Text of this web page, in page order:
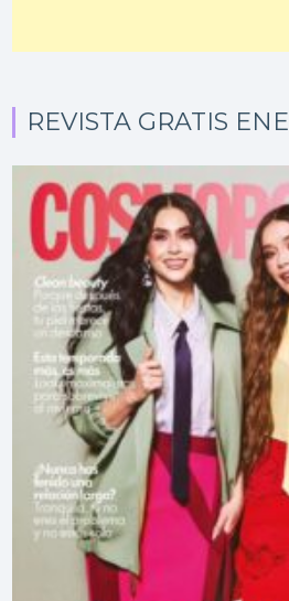
REVISTA GRATIS